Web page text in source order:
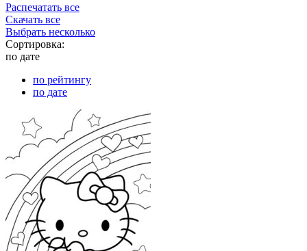
Распечатать все
Скачать все
Выбрать несколько
Сортировка:
по дате
по рейтингу
по дате